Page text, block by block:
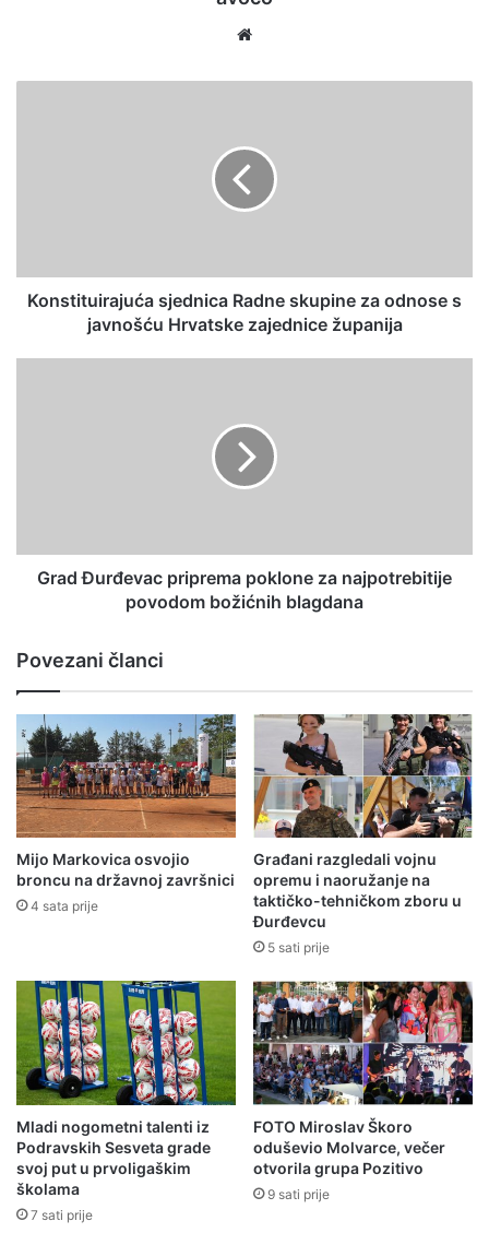
te
Konstituirajuća sjednica Radne skupine za odnose s
javnošću Hrvatske zajednice županija
Grad Đurđevac priprema poklone za najpotrebitije
povodom božićnih blagdana
Povezani članci
Mijo Markovica osvojio
broncu na državnoj završnici
4 sata prije
Građani razgledali vojnu
opremu i naoružanje na
taktičko-tehničkom zboru u
Đurđevcu
5 sati prije
Mladi nogometni talenti iz
Podravskih Sesveta grade
svoj put u prvoligaškim
školama
7 sati prije
FOTO Miroslav Škoro
oduševio Molvarce, večer
otvorila grupa Pozitivo
9 sati prije